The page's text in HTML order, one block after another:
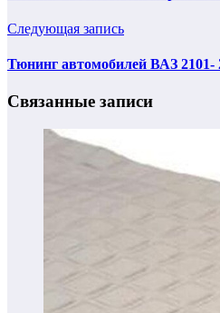
Следующая запись
Тюнинг автомобилей ВАЗ 2101-
Связанные записи